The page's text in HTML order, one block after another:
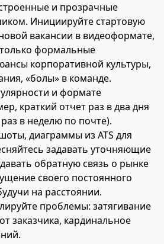
и прозрачные
Инициируйте стартовую
вакансии в видеоформате,
формальные
корпоративной культуры,
«болы» в команде.
и формате
краткий отчет раз в два дня
в неделю по почте).
диаграммы из ATS для
задавать уточняющие
обратную связь о рынке
своего постоянного
на расстоянии.
проблемы: затягивание
заказчика, кардинальное